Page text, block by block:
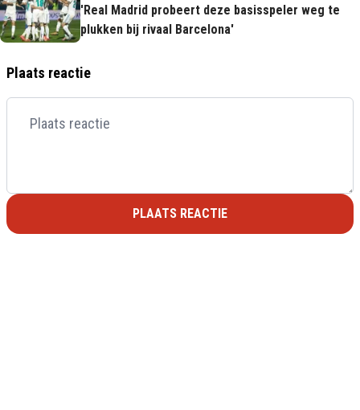
'Real Madrid probeert deze basisspeler weg te
plukken bij rivaal Barcelona'
Plaats reactie
PLAATS REACTIE